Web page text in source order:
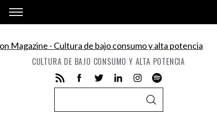
CULTURA DE BAJO CONSUMO Y ALTA POTENCIA
S